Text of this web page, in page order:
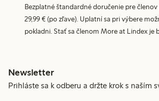
Bezplatné štandardné doručenie pre členov
29,99 € (po zľave). Uplatní sa pri výbere
pokladni. Stať sa členom More at Lindex je
Newsletter
Prihláste sa k odberu a držte krok s naším